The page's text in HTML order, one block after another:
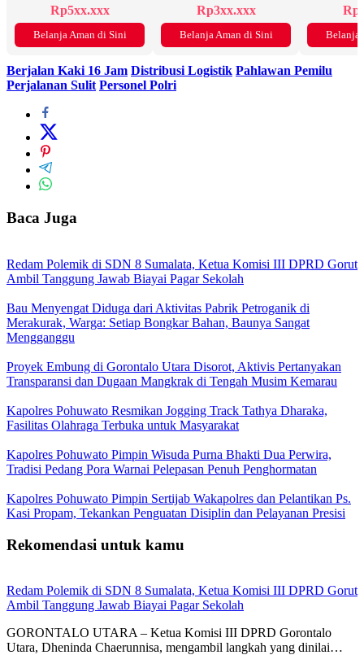
Rp5xx.xxx
Belanja Aman di Sini
Rp3xx.xxx
Belanja Aman di Sini Belanja
Berjalan Kaki 16 Jam Distribusi Logistik Pahlawan Pemilu
Perjalanan Sulit Personel Polri
Baca Juga
Redam Polemik di SDN 8 Sumalata, Ketua Komisi III DPRD Gorut
Ambil Tanggung Jawab Biayai Pagar Sekolah
Bau Menyengat Diduga dari Aktivitas Pabrik Petroganik di
Merakurak, Warga: Setiap Bongkar Bahan, Baunya Sangat
Mengganggu
Proyek Embung di Gorontalo Utara Disorot, Aktivis Pertanyakan
Transparansi dan Dugaan Mangkrak di Tengah Musim Kemarau
Kapolres Pohuwato Resmikan Jogging Track Tathya Dharaka,
Fasilitas Olahraga Terbuka untuk Masyarakat
Kapolres Pohuwato Pimpin Wisuda Purna Bhakti Dua Perwira,
Tradisi Pedang Pora Warnai Pelepasan Penuh Penghormatan
Kapolres Pohuwato Pimpin Sertijab Wakapolres dan Pelantikan Ps.
Kasi Propam, Tekankan Penguatan Disiplin dan Pelayanan Presisi
Rekomendasi untuk kamu
Redam Polemik di SDN 8 Sumalata, Ketua Komisi III DPRD Gorut
Ambil Tanggung Jawab Biayai Pagar Sekolah
GORONTALO UTARA – Ketua Komisi III DPRD Gorontalo
Utara, Dheninda Chaerunnisa, mengambil langkah yang dinilai…